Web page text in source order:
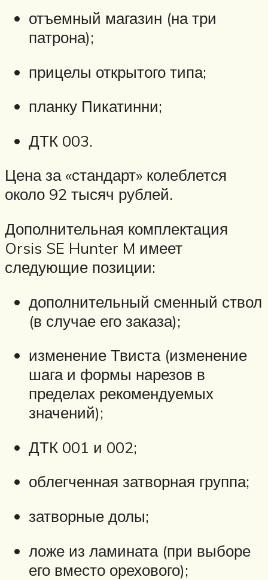
отъемный магазин (на три
патрона);
прицелы открытого типа;
планку Пикатинни;
ДТК 003.
Цена за «стандарт» колеблется
около 92 тысяч рублей.
Дополнительная комплектация
Orsis SE Hunter M имеет
следующие позиции:
дополнительный сменный ствол
(в случае его заказа);
изменение Твиста (изменение
шага и формы нарезов в
пределах рекомендуемых
значений);
ДТК 001 и 002;
облегченная затворная группа;
затворные долы;
ложе из ламината (при выборе
его вместо орехового);